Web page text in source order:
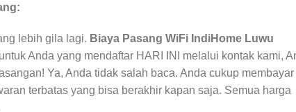
lebih gila lagi. Biaya Pasang WiFi IndiHome Luwu
Anda yang mendaftar HARI INI melalui kontak kami,
Ya, Anda tidak salah baca. Anda cukup membayar
terbatas yang bisa berakhir kapan saja. Semua harga